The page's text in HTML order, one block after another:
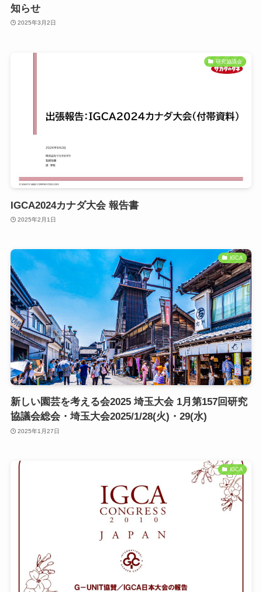
知らせ
2025年3月2日
研究協議会
IGCA2024カナダ大会 報告書
2025年2月1日
IGCA
新しい園芸を考える会2025 埼玉大会 1月第157回研究
協議会総会・埼玉大会2025/1/28(火)・29(水)
2025年1月27日
IGCA